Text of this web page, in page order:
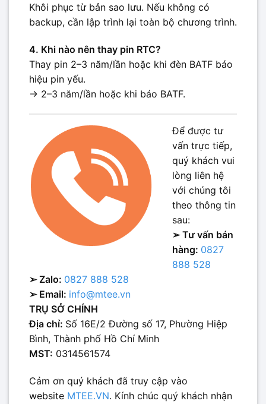
Khôi phục từ bản sao lưu. Nếu không có
backup, cần lập trình lại toàn bộ chương trình.
4. Khi nào nên thay pin RTC?
Thay pin 2–3 năm/lần hoặc khi đèn BATF báo
hiệu pin yếu.
→ 2–3 năm/lần hoặc khi báo BATF.
Để được tư
vấn trực tiếp,
quý khách vui
lòng liên hệ
với chúng tôi
theo thông tin
sau:
➢ Tư vấn bán
hàng: 0827
888 528
➢ Zalo: 0827 888 528
➢ Email: info@mtee.vn
TRỤ SỞ CHÍNH
Địa chỉ: Số 16E/2 Đường số 17, Phường Hiệp
Bình, Thành phố Hồ Chí Minh
MST: 0314561574
Cảm ơn quý khách đã truy cập vào
website MTEE.VN. Kính chúc quý khách nhận